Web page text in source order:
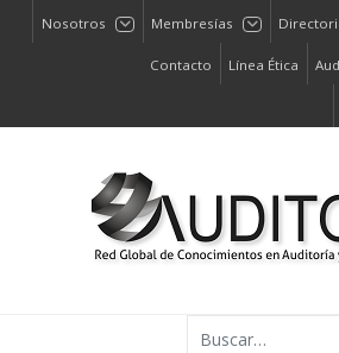
Nosotros Membresías
Contacto Línea Ética